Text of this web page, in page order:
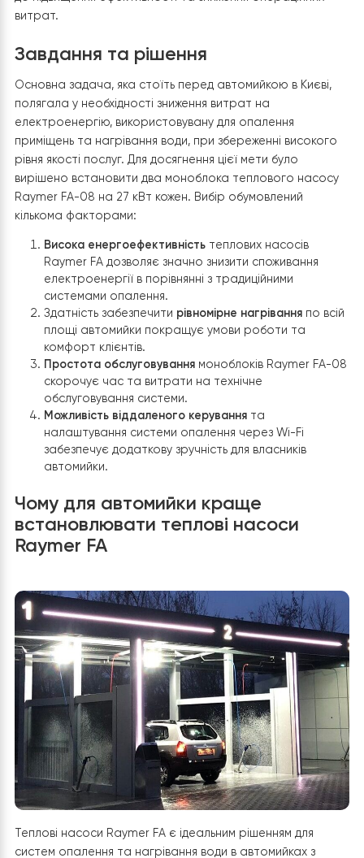
стикаються з необхідністю оптимізації витрат,
нагрівання води. Застосування сучасних технологій,
до підвищення ефективності та зниження операційних
витрат.
Завдання та рішення
Основна задача, яка стоїть перед автомийкою в
полягала у необхідності зниження витрат на
приміщень та нагрівання води, при збереженні
рівня якості послуг. Для досягнення цієї мети було
вирішено встановити два моноблока теплового
Raymer FA-08 на 27 кВткожен. Вибір обумовлений
кількома факторами:
Висока енергоефективністьтеплових насосів
Raymer FA дозволяє значно знизити споживання
електроенергії в порівнянні з традиційними
системами опалення.
Здатність забезпечити рівномірне нагрівання
площі автомийки покращує умови роботи та
Простота обслуговуваннямоноблоків Raymer
скорочує час та витрати на технічне
обслуговування системи.
забезпечує додаткову зручність для власників
автомийки.
Чому для автомийки краще
встановлювати теплові насоси
Raymer FA